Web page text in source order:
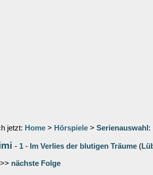
jetzt: Home > Hörspiele > Serienauswahl :
- 1 - Im Verlies der blutigen Träume (
nächste Folge